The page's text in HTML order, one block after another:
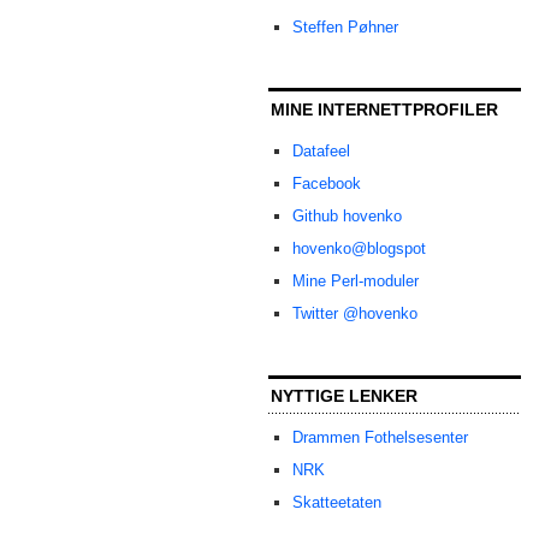
Steffen Pøhner
MINE INTERNETTPROFILER
Datafeel
Facebook
Github hovenko
hovenko@blogspot
Mine Perl-moduler
Twitter @hovenko
NYTTIGE LENKER
Drammen Fothelsesenter
NRK
Skatteetaten